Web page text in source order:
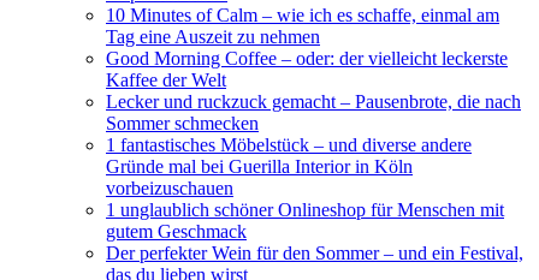
10 Minutes of Calm – wie ich es schaffe, einmal am
Tag eine Auszeit zu nehmen
Good Morning Coffee – oder: der vielleicht leckerste
Kaffee der Welt
Lecker und ruckzuck gemacht – Pausenbrote, die nach
Sommer schmecken
1 fantastisches Möbelstück – und diverse andere
Gründe mal bei Guerilla Interior in Köln
vorbeizuschauen
1 unglaublich schöner Onlineshop für Menschen mit
gutem Geschmack
Der perfekter Wein für den Sommer – und ein Festival,
das du lieben wirst